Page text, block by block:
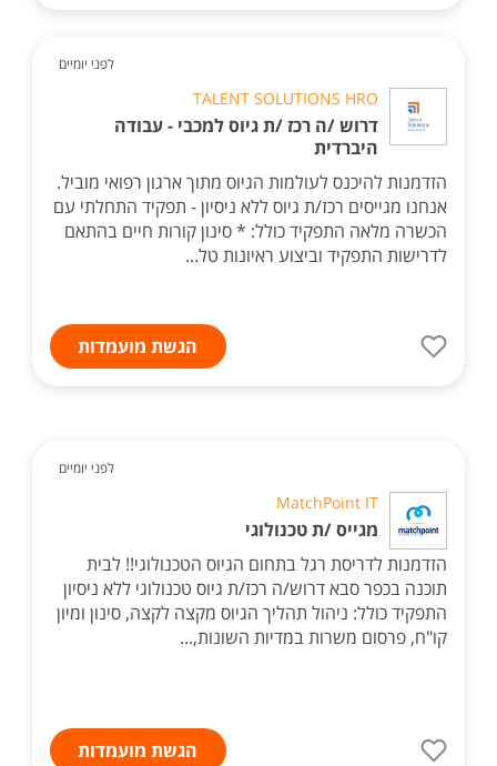
לפני יומיים
TALENT SOLUTIONS HRO
דרוש /ה רכז /ת גיוס למכבי - עבודה
היברדית
הזדמנות להיכנס לעולמות הגיוס מתוך ארגון רפואי מוביל.
אנחנו מגייסים רכז/ת גיוס ללא ניסיון - תפקיד התחלתי עם
הכשרה מלאה התפקיד כולל: * סינון קורות חיים בהתאם
לדרישות התפקיד וביצוע ראיונות טל...
הגשת מועמדות
לפני יומיים
MatchPoint IT
מגייס /ת טכנולוגי
הזדמנות לדריסת רגל בתחום הגיוס הטכנולוגי!! לבית
תוכנה בכפר סבא דרוש/ה רכז/ת גיוס טכנולוגי ללא ניסיון
התפקיד כולל: ניהול תהליך הגיוס מקצה לקצה, סינון ומיון
קו"ח, פרסום משרות במדיות השונות,...
הגשת מועמדות